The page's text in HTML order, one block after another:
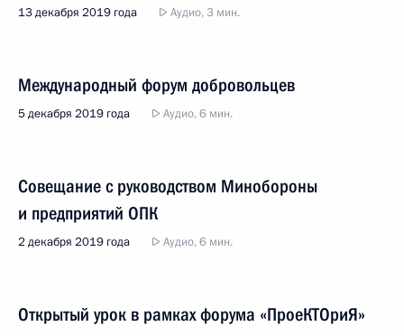
13 декабря 2019 года Аудио, 3 мин.
Международный форум добровольцев
5 декабря 2019 года Аудио, 6 мин.
Совещание с руководством Минобороны
и предприятий ОПК
2 декабря 2019 года Аудио, 6 мин.
Открытый урок в рамках форума «ПроеКТОриЯ»